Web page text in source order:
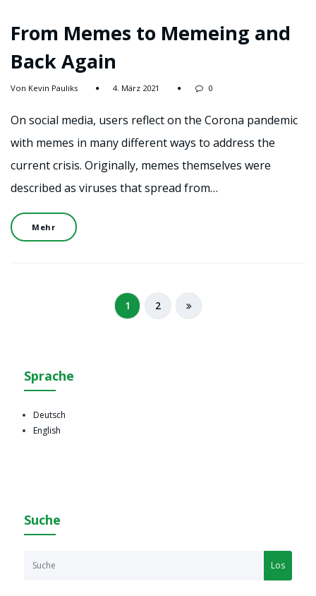
From Memes to Memeing and
Back Again
Von Kevin Pauliks 4. März 2021 0
On social media, users reflect on the Corona pandemic
with memes in many different ways to address the
current crisis. Originally, memes themselves were
described as viruses that spread from…
Mehr
1 2
Sprache
Deutsch
English
Suche
Los